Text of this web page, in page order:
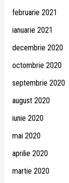
februarie 2021
ianuarie 2021
decembrie 2020
octombrie 2020
septembrie 2020
august 2020
iunie 2020
mai 2020
aprilie 2020
martie 2020